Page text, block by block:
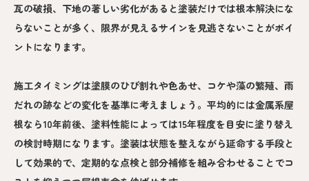
瓦の破損、下地の著しい劣化があると塗装だけでは根本解決にな
らないことが多く、限界が見えるサインを見逃さないことがポイ
ントになります。
施工タイミングは塗膜のひび割れや色あせ、コケや藻の繁殖、雨
だれの跡などの変化を基準に考えましょう。平均的には金属系屋
根なら10年前後、塗料性能によっては15年程度を目安に塗り替え
の検討時期になります。塗装は状態を整えながら延命する手段と
して効果的で、定期的な点検と部分補修を組み合わせることでコ